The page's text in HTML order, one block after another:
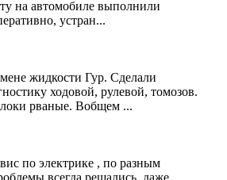
на автомобиле выполнили
устран...
жидкости Гур. Сделали
ходовой, рулевой, томозов.
рваные. Вобщем ...
по электрике , по разным
всегда решались, даже